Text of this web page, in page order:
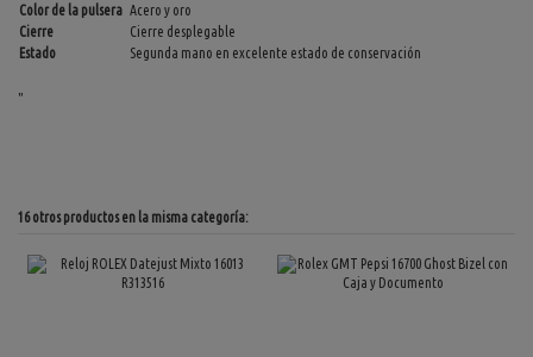
Color de la pulsera Acero y oro
Cierre
Cierre desplegable
Estado
Segunda mano en excelente estado de conservación
"
16 otros productos en la misma categoría: